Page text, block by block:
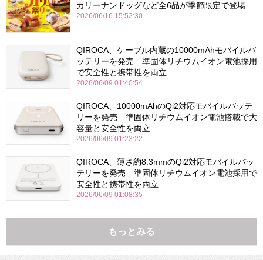
カリーナンドッグなど全6品が季節限定で登場
2026/06/16 15:52:30
QIROCA、ケーブル内蔵の10000mAhモバイルバ
ッテリーを発売 準固体リチウムイオン電池採用
で安全性と携帯性を両立
2026/06/09 01:40:54
QIROCA、10000mAhのQi2対応モバイルバッテ
リーを発売 準固体リチウムイオン電池搭載で大
容量と安全性を両立
2026/06/09 01:23:22
QIROCA、薄さ約8.3mmのQi2対応モバイルバッ
テリーを発売 準固体リチウムイオン電池採用で
安全性と携帯性を両立
2026/06/09 01:08:35
もっとみる